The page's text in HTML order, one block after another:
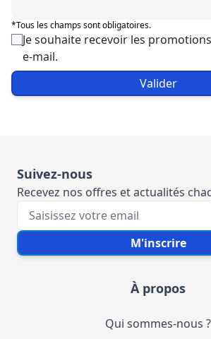
*Tous les champs sont obligatoires.
Je souhaite recevoir les
e-mail.
Valider
Suivez-nous
Recevez nos offres et actualités
Votre e-mail M'inscrire
À propos
Qui sommes-nous ?